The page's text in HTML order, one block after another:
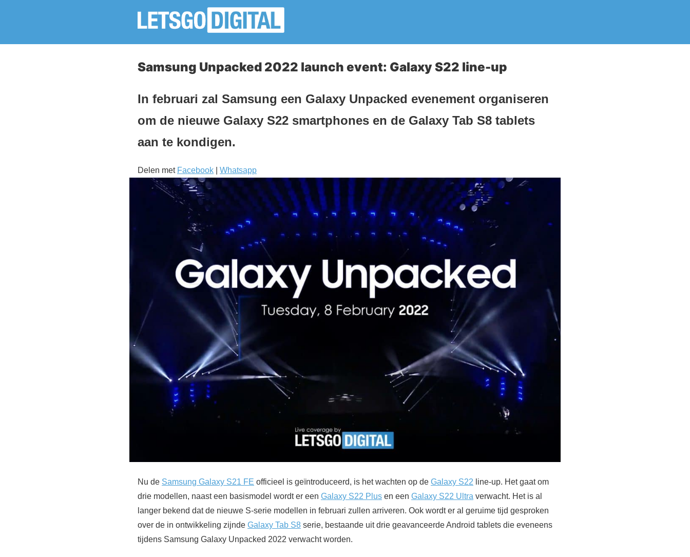
Samsung Unpacked 2022 launch event: Galaxy S22 line-up
In februari zal Samsung een Galaxy Unpacked evenement organiseren
om de nieuwe Galaxy S22 smartphones en de Galaxy Tab S8 tablets
aan te kondigen.
Delen met Facebook Whatsapp
Nu de Samsung Galaxy S21 FE officieel is geïntroduceerd, is het wachten op de Galaxy S22 line-up. Het gaat om
drie modellen, naast een basismodel wordt er een Galaxy S22 Plus en een Galaxy S22 Ultra verwacht. Het is al
langer bekend dat de nieuwe S-serie modellen in februari zullen arriveren. Ook wordt er al geruime tijd gesproken
over de in ontwikkeling zijnde Galaxy Tab S8 serie, bestaande uit drie geavanceerde Android tablets die eveneens
tijdens Samsung Galaxy Unpacked 2022 verwacht worden.